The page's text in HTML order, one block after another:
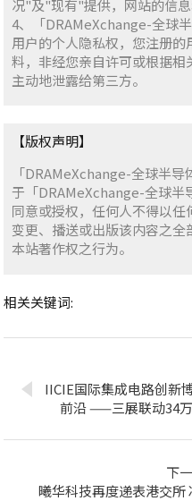
况"及"现有"提供，网站的信
4、「DRAMeXchange-全球
用户的个人隐私权，您注册
料，非经您亲自许可或根据
主动地泄露给第三方。
【版权声明】
「DRAMeXchange-全球半
于「DRAMeXchange-全球半
同意或授权，任何人不得以任
变更、播送或出版该内容之
本站著作权之行为。
相关关键词:
IICIE国际集成电路创新
前沿 ——三展联动34
下
曦华科技再度递表港交所